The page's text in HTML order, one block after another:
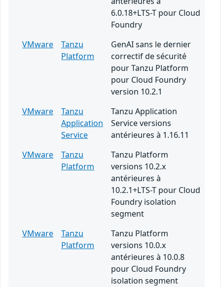
6.0.18+LTS-T pour Cloud
Foundry
VMware
Tanzu
Platform
GenAI sans le dernier
correctif de sécurité
pour Tanzu Platform
pour Cloud Foundry
version 10.2.1
VMware
Tanzu
Application
Service
Tanzu Application
Service versions
antérieures à 1.16.11
VMware
Tanzu
Platform
Tanzu Platform
versions 10.2.x
antérieures à
10.2.1+LTS-T pour Cloud
Foundry isolation
segment
VMware
Tanzu
Platform
Tanzu Platform
versions 10.0.x
antérieures à 10.0.8
pour Cloud Foundry
isolation segment